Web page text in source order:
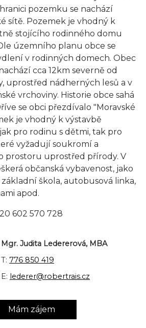
pozemku se nachází
sítě. Pozemek je vhodný k
stojícího rodinného domu
územního planu obce se
v rodinných domech. Obec
cca 12km severně od
uprostřed nádherných lesů a v
vrchoviny. Historie obce sahá
se obci přezdívalo "Moravské
je vhodný k výstavbě
pro rodinu s dětmi, tak pro
vyžadují soukromí a
prostoru uprostřed přírody. V
občanská vybavenost, jako
základní škola, autobusová linka,
apod.
602 570 728
Mgr. Judita Ledererová, MBA
T: 776 850 419
E: lederer@robertrais.cz
Mám zájem